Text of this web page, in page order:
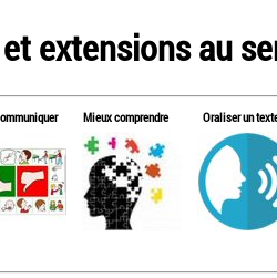
extensions au
Mieux comprendre Oraliser un